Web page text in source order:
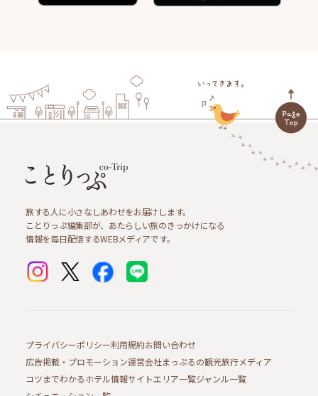
旅する人に小さなしあわせをお届けします。
ことりっぷ編集部が、あたらしい旅のきっかけになる
情報を毎日配信するWEBメディアです。
プライバシーポリシー利用規約お問い合わせ
広告掲載・プロモーション運営会社まっぷるの観光旅行メディア
コツまでわかるホテル情報サイトエリア一覧ジャンル一覧